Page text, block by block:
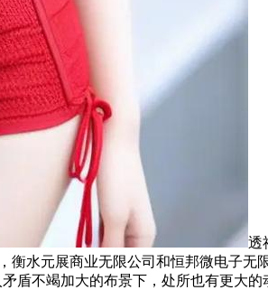
透
衡水元展商业无限公司和恒邦微电子
盾不竭加大的布景下，处所也有更大